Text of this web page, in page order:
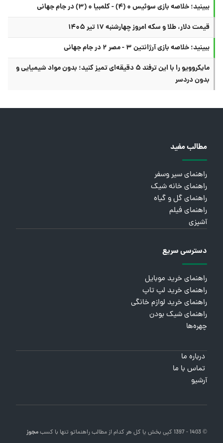
ببینید؛ خلاصه بازی سوئیس ۰ (۴) - کلمبیا ۰ (۳) در جام جهانی
قیمت دلار، طلا و سکه امروز چهارشنبه ۱۷ تیر ۱۴۰۵
ببینید؛ خلاصه بازی آرژانتین ۳ - مصر ۲ در جام جهانی
مایکروویو را با این ترفند ۵ دقیقه‌ای تمیز کنید؛ بدون مواد شیمیایی و
بدون دردسر
مطالب مفید
راهنمای سیر وسفر
راهنمای خانه شیک
راهنمای گل و گیاه
راهنمای فیلم
آشپزی
دسترسی سریع
راهنمای خرید موبایل
راهنمای خرید لپ تاپ
راهنمای خرید لوازم خانگی
راهنمای شیک بودن
چهره‌ها
درباره ما
تماس با ما
آرشیو
© 1403 - 1397 کپی بخش یا کل هر کدام از مطالب راهنماتو تنها با کسبمجوز